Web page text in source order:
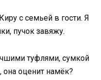
с семьей в гости. Я
пучок завяжу.
туфлями, сумкой
оценит намёк?